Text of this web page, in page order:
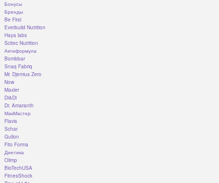
Бонусы
Бренды
Be First
Everbuild Nutrition
Haya labs
Scitec Nutrition
Актиформула
Bombbar
Snaq Fabriq
Mr. Djemius Zero
Now
Maxler
Di&Di
Dr. Amaranth
МакМастер
Flavis
Schar
Gullon
Fito Forma
Диетика
Olimp
BioTechUSA
FitnesShock